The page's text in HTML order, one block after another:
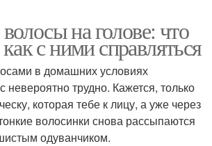
на голове: что
с ними справляться
в домашних условиях
невероятно трудно. Кажется, только
которая тебе к лицу, а уже через
волосинки снова рассыпаются
одуванчиком.